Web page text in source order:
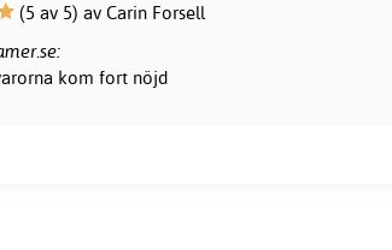
(5 av 5) av Carin Forsell
kom fort nöjd